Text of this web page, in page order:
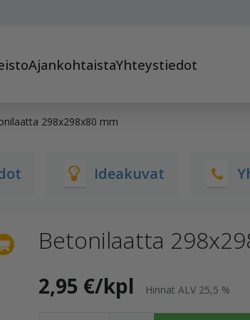
AjankohtaistaYhteystiedot
298x298x80 mm
Ideakuvat
Betonilaatta
2,95 €/kpl Hinnat ALV 25,5 %